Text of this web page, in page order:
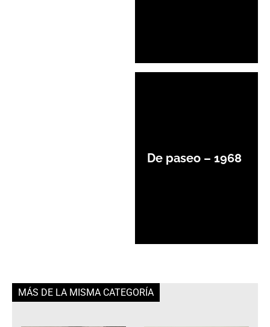
De paseo – 1968
MÁS DE LA MISMA CATEGORÍA